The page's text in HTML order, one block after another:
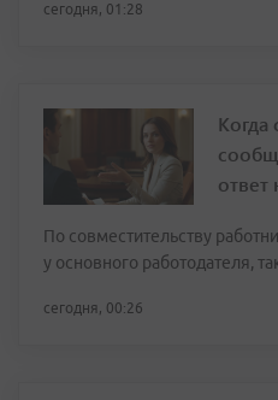
сегодня, 01:28
Когда
ответ
По совместительству
у основного работодателя,
сегодня, 00:26